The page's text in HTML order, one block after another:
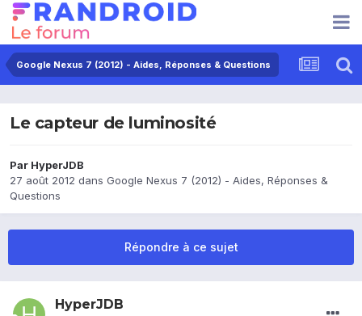
Google Nexus 7 (2012) - Aides, Réponses & Questions
Le capteur de luminosité
Par HyperJDB
27 août 2012 dans Google Nexus 7 (2012) - Aides, Réponses &
Questions
Répondre à ce sujet
HyperJDB